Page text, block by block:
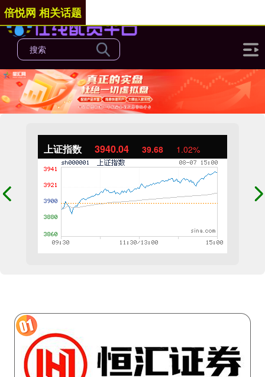
上证指数 3940.04 39.68 1.02%
倍悦网 相关话题